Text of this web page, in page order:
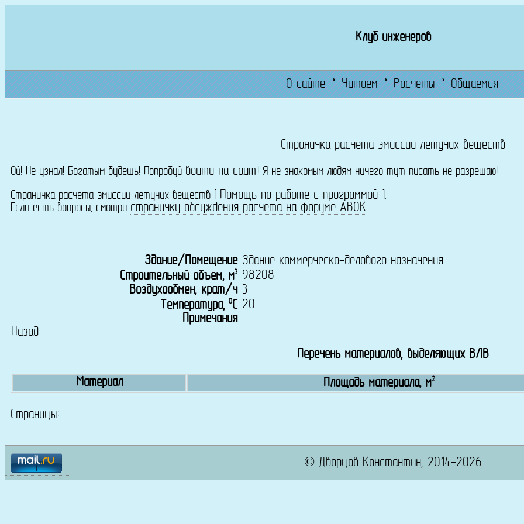
Клуб инженеров
О сайте*Читаем*Расчеты*Общаемся
Страничка расчета эмиссии летучих веществ
Ой! Не узнал! Богатым будешь! Попробуй войти на сайт ! Я не знакомым людям ничего тут писать не разрешаю!
Страничка расчета эмиссии летучих веществ [ Помощь по работе с программой ].
Если есть вопросы, смотри страничку обсуждения расчета на форуме АВОК
Здание/Помещение Здание коммерческо-делового назначения
Строительный объем, м3
98208
Воздухообмен, крат/ч 3
Температура, 0C 20
Примечания
Назад
Перечень материалов, выделяющих ВЛВ
Материал Площадь материала, м2
Страницы:
© Дворцов Константин, 2014-2026